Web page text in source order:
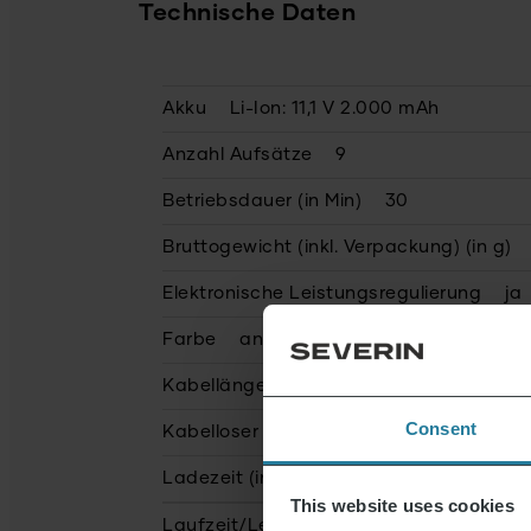
Consent
This website uses cookies
Technische Daten
Akku Li-Ion: 11,1 V 2.000 mAh
Anzahl Aufsätze 9
Betriebsdauer (in Min) 30
Bruttogewicht (inkl. Verpackung) (in g)
Elektronische Leistungsregulierung ja
Farbe anthrazit
Kabellänge (in mm)
Kabelloser Betrieb
Ladezeit (in Std.)
Laufzeit/Leistung (Eco) (in Min)